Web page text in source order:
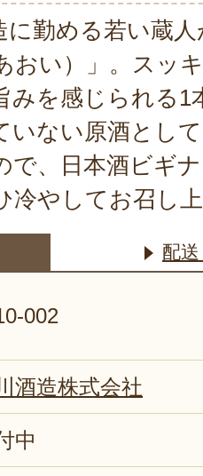
に勤める若い蔵
おい）」。スッ
みを感じられる1
いない原酒とし
で、日本酒ビギ
冷やしてお召し
配
002
酒造株式会社
中